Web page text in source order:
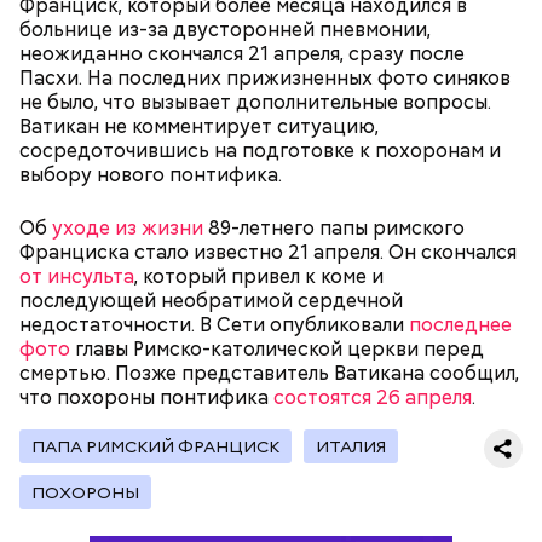
Франциск, который более месяца находился в
больнице из-за двусторонней пневмонии,
неожиданно скончался 21 апреля, сразу после
Пасхи. На последних прижизненных фото синяков
не было, что вызывает дополнительные вопросы.
Ватикан не комментирует ситуацию,
сосредоточившись на подготовке к похоронам и
выбору нового понтифика.
Об уходе из жизни89-летнего папы римского
Франциска стало известно 21 апреля. Он скончался
от инсульта, который привел к коме и
последующей необратимой сердечной
недостаточности. В Сети опубликовали последнее
фото главы Римско-католической церкви перед
смертью. Позже представитель Ватикана сообщил,
что похороны понтификасостоятся 26 апреля.
ПАПА РИМСКИЙ ФРАНЦИСК ИТАЛИЯ
ПОХОРОНЫ
Люсиль Рандон (118 лет)
Фото: public domain